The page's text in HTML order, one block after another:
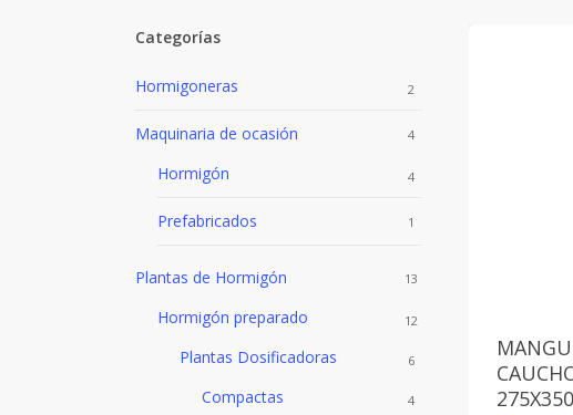
Categorías
Hormigoneras 2
Maquinaria de ocasión 4
Hormigón 4
Prefabricados 1
Plantas de Hormigón 13
Hormigón preparado 12
Plantas Dosificadoras 6
Compactas 4